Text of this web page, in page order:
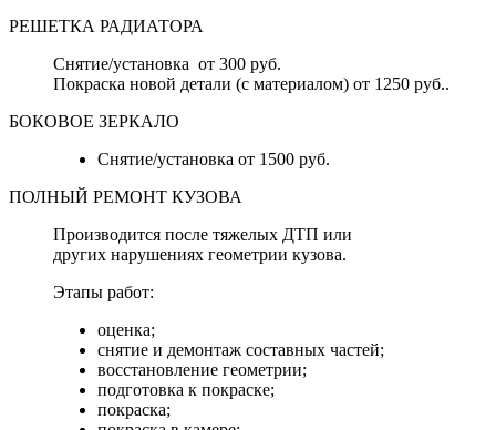
РЕШЕТКА РАДИАТОРА
Снятие/установка от 300 руб.
Покраска новой детали (с материалом) от 1250 руб..
БОКОВОЕ ЗЕРКАЛО
Снятие/установка от 1500 руб.
ПОЛНЫЙ РЕМОНТ КУЗОВА
Производится после тяжелых ДТП или
других нарушениях геометрии кузова.
Этапы работ:
оценка;
снятие и демонтаж составных частей;
восстановление геометрии;
подготовка к покраске;
покраска;